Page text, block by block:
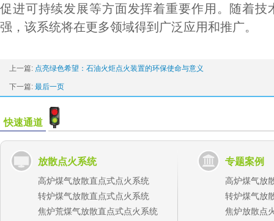
促进可持续发展等方面发挥着重要作用。随着
强，该系统将在更多领域得到广泛应用和推广。
上一篇: 点亮绿色希望：石油火炬点火装置的环保使命与意义
下一篇: 最后一页
快速通道
放散点火系统
高炉煤气放散直点式点火系统
转炉煤气放散直点式点火系统
焦炉荒煤气放散直点式点火系统
专题案例
高炉煤气放
转炉煤气放
焦炉放散点